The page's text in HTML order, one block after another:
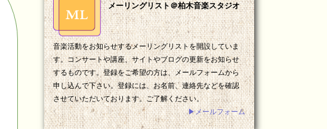
メーリングリスト＠柏木音楽スタジオ
音楽活動をお知らせするメーリングリストを開設していま
す。コンサートや講座、サイトやブログの更新をお知らせ
するものです。登録をご希望の方は、メールフォームから
申し込んで下さい。登録には、お名前、連絡先などを確認
させていただいております。ご了解ください。
▶メールフォーム